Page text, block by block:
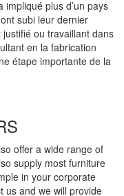
plus d’un pays
subi leur dernier
ou travaillant dans
en la fabrication
étape importante de la
offer a wide range of
supply most furniture
in your corporate
us and we will provide